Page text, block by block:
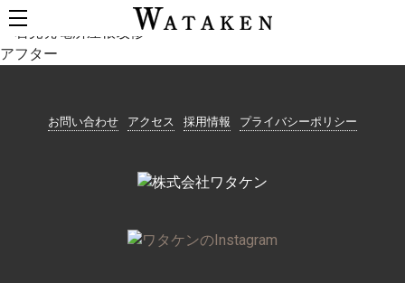
岩見発電所屋根改修
アフター
お問い合わせ アクセス 採用情報 プライバシーポリシー